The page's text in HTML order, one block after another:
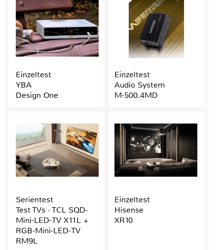
Einzeltest
YBA
Design One
Einzeltest
Audio System
M-500.4MD
Serientest
Test TVs · TCL SQD-
Mini-LED-TV X11L +
RGB-Mini-LED-TV
RM9L
Einzeltest
Hisense
XR10